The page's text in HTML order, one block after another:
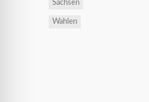
Sachsen
Wahlen